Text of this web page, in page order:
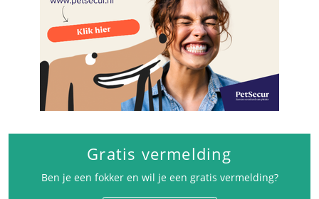
Gratis vermelding
Ben je een fokker en wil je een gratis vermelding?